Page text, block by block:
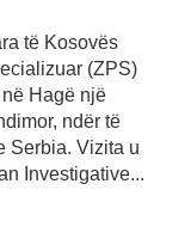
të Kosovës
(ZPS)
Hagë një
ndër të
Serbia. Vizita u
Investigative...